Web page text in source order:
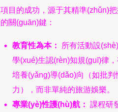
目的成功，源于其精準(zhǔn)
關(guān)鍵：
教育性為本：
所有活動設
學(xué)生認(rèn)知規(guī)律
培養(yǎng)導(dǎo)向（如批
力），而非單純的旅游娛樂。
專業(yè)性護(hù)航： 課程研